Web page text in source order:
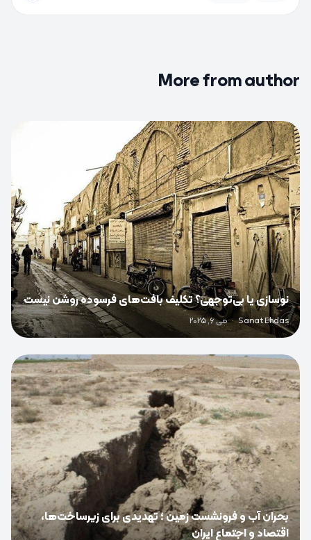
More from author
0
نوسازی یا بی‌توجهی؟ تکلیف بافت‌های فرسوده روشن نیست
Sanat Ehdas
· می 6, 2025
0
بحران آب و فرونشست زمین ؛ تهدیدی برای زیرساخت‌ها،
اقتصاد و اجتماع ایران